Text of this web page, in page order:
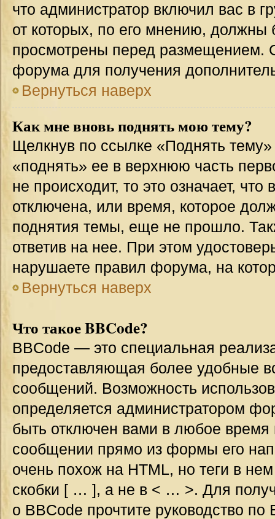
что администратор включил вас в
от которых, по его мнению, должны
просмотрены перед размещением.
форума для получения
Вернуться наверх
Как мне вновь поднять мою тему?
Щелкнув по ссылке «Поднять
«поднять» ее в верхнюю часть
не происходит, то это означает,
отключена, или время, которое
поднятия темы, еще не прошло.
ответив на нее. При этом
нарушаете правил форума, на
Вернуться наверх
Что такое BBCode?
BBCode — это специальная
предоставляющая более удобные
сообщений. Возможность
определяется администратором
быть отключен вами в любое
сообщении прямо из формы его
очень похож на HTML, но теги в
скобки [ … ], а не в < … >. Для
о BBCode прочтите руководство